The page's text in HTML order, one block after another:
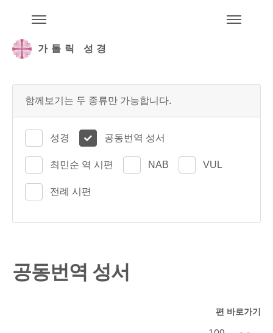
가톨릭 성경
함께보기는 두 종류만 가능합니다.
성경 공동번역 성서
최민순 역 시편 NAB VUL
전례 시편
공동번역 성서
편 바로가기